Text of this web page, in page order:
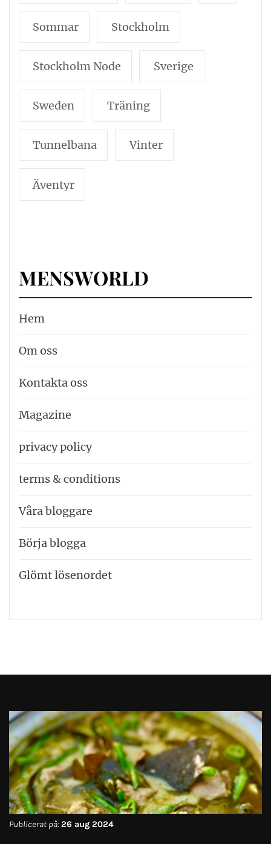
Sommar Stockholm
Stockholm Node Sverige
Sweden Träning
Tunnelbana Vinter
Äventyr
MENSWORLD
Hem
Om oss
Kontakta oss
Magazine
privacy policy
terms & conditions
Våra bloggare
Börja blogga
Glömt lösenordet
Publicerat på:26 aug 2024